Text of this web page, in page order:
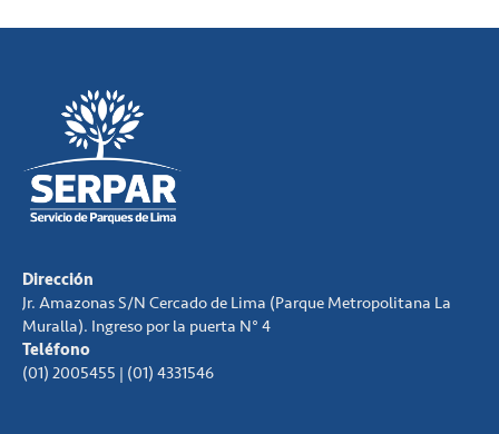
Dirección
Jr. Amazonas S/N Cercado de Lima (Parque Metropolitana La
Muralla). Ingreso por la puerta N° 4
Teléfono
(01) 2005455 | (01) 4331546